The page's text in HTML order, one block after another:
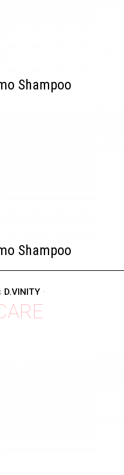
Shampoo
Shampoo
D.VINITY ·